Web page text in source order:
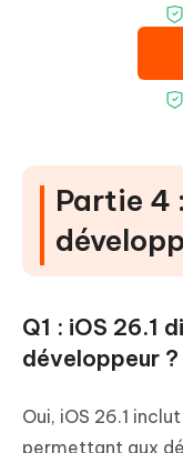
Partie 4
Q1 : iOS 26.1
développeur ?
Oui, iOS 26.1
permettant aux